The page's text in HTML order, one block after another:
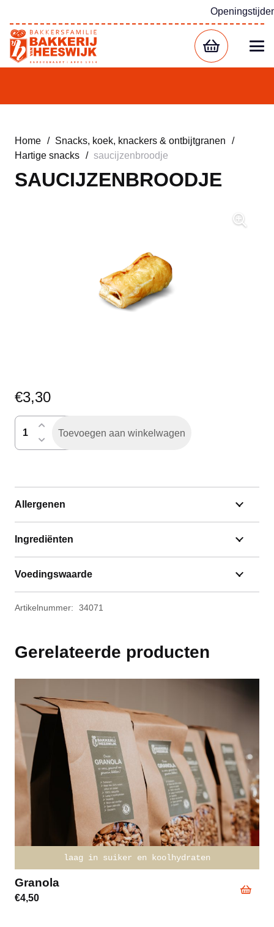
Home / Snacks, koek, knackers & ontbijtgranen
/
Hartige snacks / saucijzenbroodje
SAUCIJZENBROODJE
€3,30
saucijzenbroodje
aantal
Toevoegen aan winkelwagen
Allergenen
Ingrediënten
Voedingswaarde
Artikelnummer: 34071
Gerelateerde producten
laag in suiker en koolhydraten
Granola
€4,50